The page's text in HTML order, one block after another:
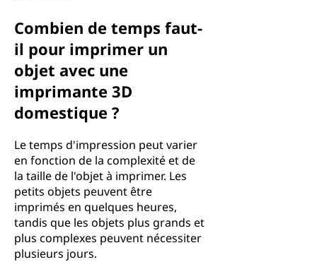
Combien de temps faut-
il pour imprimer un
objet avec une
imprimante 3D
domestique ?
Le temps d'impression peut varier
en fonction de la complexité et de
la taille de l'objet à imprimer. Les
petits objets peuvent être
imprimés en quelques heures,
tandis que les objets plus grands et
plus complexes peuvent nécessiter
plusieurs jours.